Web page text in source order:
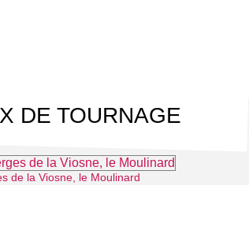
DE TOURNAGE
de la Viosne, le Moulinard